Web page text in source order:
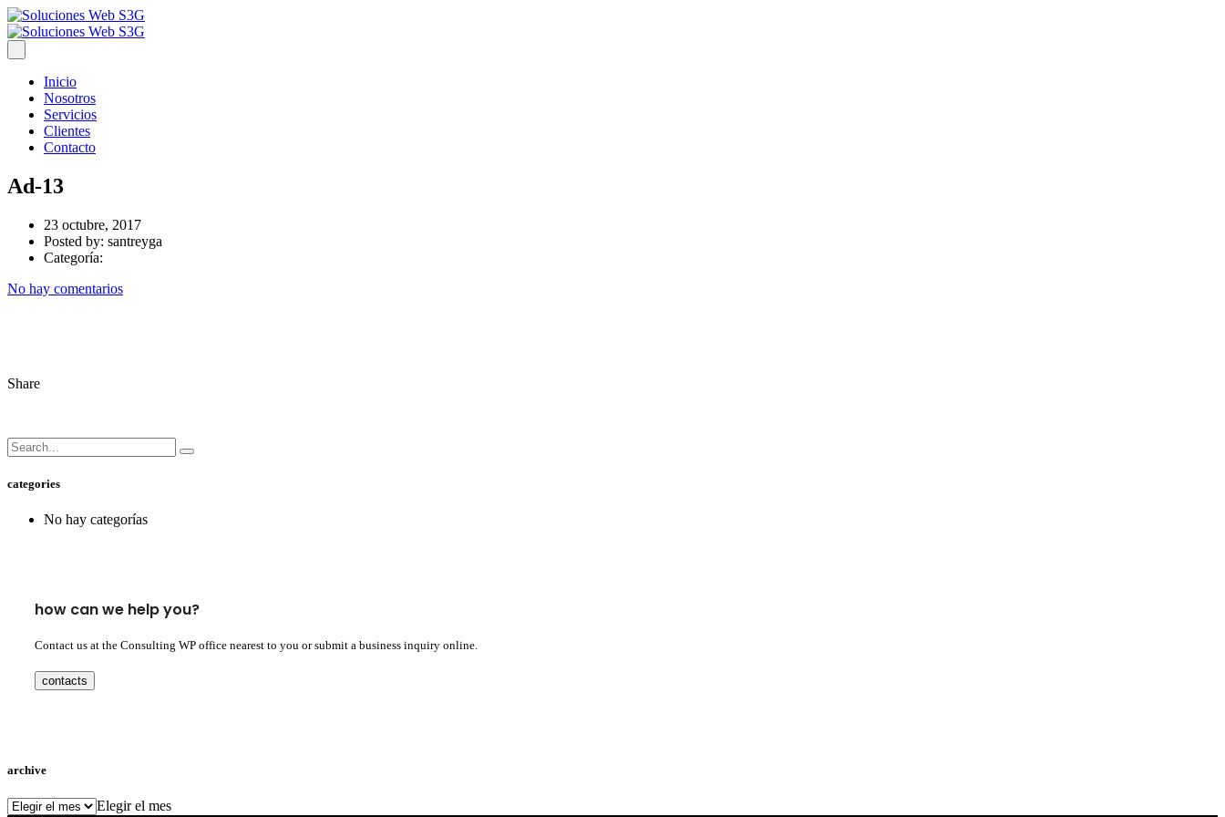
Inicio
Nosotros
Servicios
Clientes
Contacto
Ad-13
23 octubre, 2017
Posted by: santreyga
Categoría:
No hay comentarios
Share
categories
No hay categorías
how can we help you?
Contact us at the Consulting WP office nearest to you or submit a business inquiry online.
contacts
archive
archive Elegir el mes